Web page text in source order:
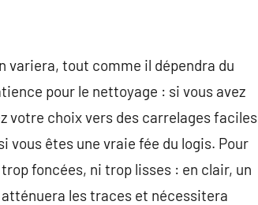
variera, tout comme il dépendra du
pour le nettoyage : si vous avez
votre choix vers des carrelages faciles
vous êtes une vraie fée du logis. Pour
foncées, ni trop lisses : en clair, un
les traces et nécessitera